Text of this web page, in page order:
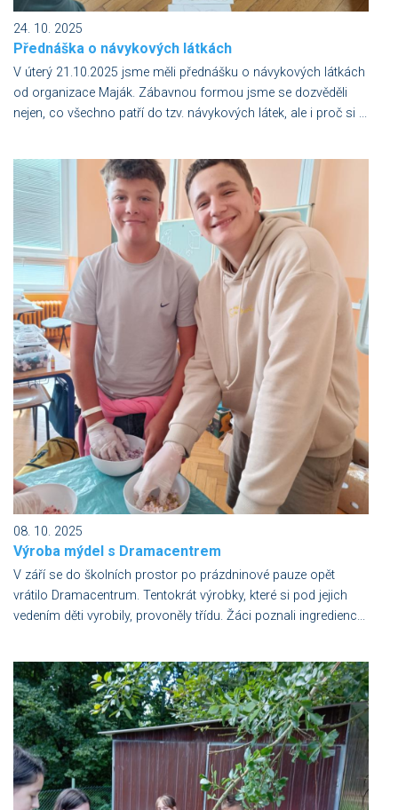
24. 10. 2025
Přednáška o návykových látkách
V úterý 21.10.2025 jsme měli přednášku o návykových látkách
od organizace Maják. Zábavnou formou jsme se dozvěděli
nejen, co všechno patří do tzv. návykových látek, ale i proč si ...
08. 10. 2025
Výroba mýdel s Dramacentrem
V září se do školních prostor po prázdninové pauze opět
vrátilo Dramacentrum. Tentokrát výrobky, které si pod jejich
vedením děti vyrobily, provoněly třídu. Žáci poznali ingredienc...